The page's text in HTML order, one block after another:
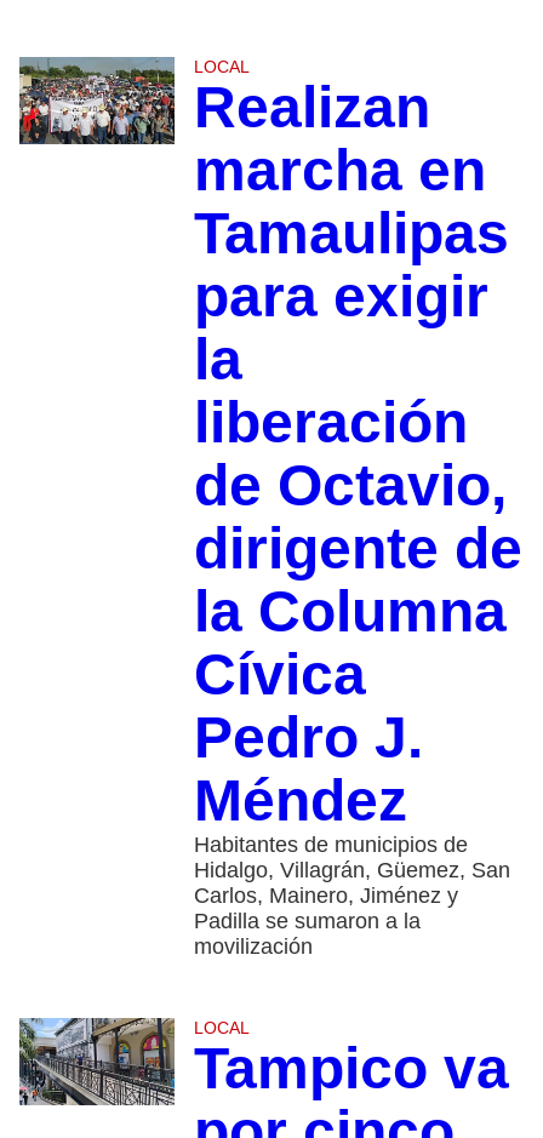
LOCAL
Realizan
marcha en
Tamaulipas
para exigir
la
liberación
de Octavio,
dirigente de
la Columna
Cívica
Pedro J.
Méndez
Habitantes de municipios de
Hidalgo, Villagrán, Güemez, San
Carlos, Mainero, Jiménez y
Padilla se sumaron a la
movilización
LOCAL
Tampico va